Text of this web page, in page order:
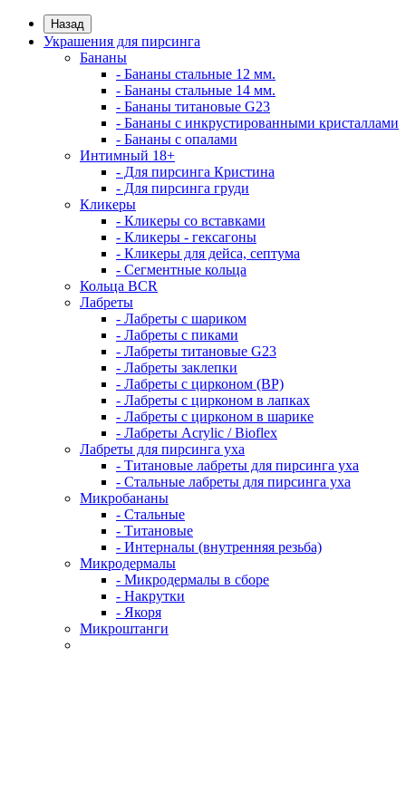
Назад
Украшения для пирсинга
Бананы
- Бананы стальные 12 мм.
- Бананы стальные 14 мм.
- Бананы титановые G23
- Бананы с инкрустированными кристаллами
- Бананы с опалами
Интимный 18+
- Для пирсинга Кристина
- Для пирсинга груди
Кликеры
- Кликеры со вставками
- Кликеры - гексагоны
- Кликеры для дейса, септума
- Сегментные кольца
Кольца BCR
Лабреты
- Лабреты с шариком
- Лабреты с пиками
- Лабреты титановые G23
- Лабреты заклепки
- Лабреты с цирконом (ВР)
- Лабреты с цирконом в лапках
- Лабреты с цирконом в шарике
- Лабреты Acrylic / Bioflex
Лабреты для пирсинга уха
- Титановые лабреты для пирсинга уха
- Стальные лабреты для пирсинга уха
Микробананы
- Стальные
- Титановые
- Интерналы (внутренняя резьба)
Микродермалы
- Микродермалы в сборе
- Накрутки
- Якоря
Микроштанги